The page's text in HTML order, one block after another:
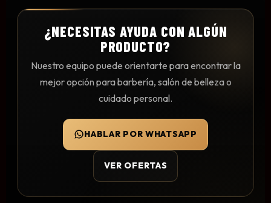
Removedor de Callos
¿NECESITAS AYUDA CON ALGÚN
PRODUCTO?
Nuestro equipo puede orientarte para encontrar la
mejor opción para barbería, salón de belleza o
cuidado personal.
HABLAR POR WHATSAPP
VER OFERTAS